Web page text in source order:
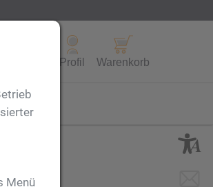
Profil Warenkorb
Menü